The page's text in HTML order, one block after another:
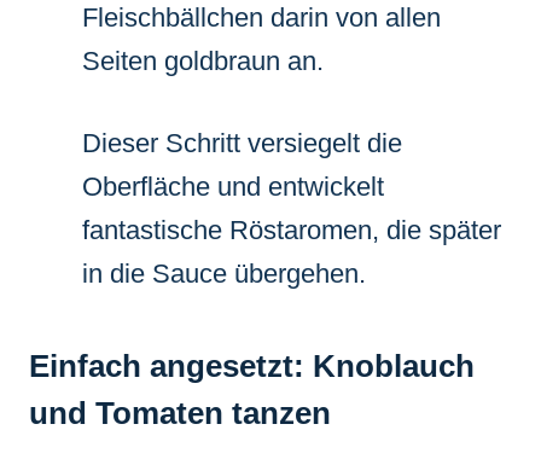
Fleischbällchen darin von allen
Seiten goldbraun an.
Dieser Schritt versiegelt die
Oberfläche und entwickelt
fantastische Röstaromen, die später
in die Sauce übergehen.
Einfach angesetzt: Knoblauch
und Tomaten tanzen